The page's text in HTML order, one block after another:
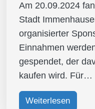
Am 20.09.2024
Stadt
organisierter
Einnahmen
gespendet, der
kaufen wird. Für…
Weiterlesen